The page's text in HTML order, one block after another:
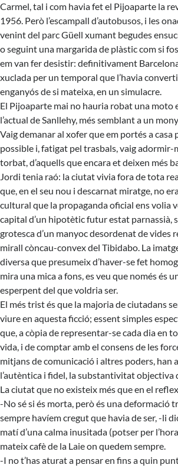
Carmel, tal i com havia fet el Pijoaparte la
1956. Però l’escampall d’autobusos, i les
venint del parc Güell xumant begudes
o seguint una margarida de plàstic com si
em van fer desistir: definitivament
xuclada per un temporal que l’havia
enganyós de si mateixa, en un simulacre.
El Pijoaparte mai no hauria robat una moto
l’actual de Sanllehy, més semblant a un
Vaig demanar al xofer que em portés a casa
possible i, fatigat pel trasbals, vaig adormir-
torbat, d’aquells que encara et deixen més
Jordi tenia raó: la ciutat vivia fora de tota
que, en el seu nou i descarnat miratge, no
cultural que la propaganda oficial ens volia
capital d’un hipotètic futur estat parnassià,
grotesca d’un manyoc desordenat de vides
mirall còncau-convex del Tibidabo. La
diversa que presumeix d’haver-se fet
mira una mica a fons, es veu que només és
esperpent del que voldria ser.
El més trist és que la majoria de ciutadans
viure en aquesta ficció; essent simples
que, a còpia de representar-se cada dia en
vida, i de comptar amb el consens de les
mitjans de comunicació i altres poders, han
l’autèntica i fidel, la substantivitat objectiva
La ciutat que no existeix més que en el
-No sé si és morta, però és una deformació
sempre havíem cregut que havia de ser, -li
matí d’una calma inusitada (potser per
mateix cafè de la Laie on quedem sempre.
-I no t’has aturat a pensar en fins a quin